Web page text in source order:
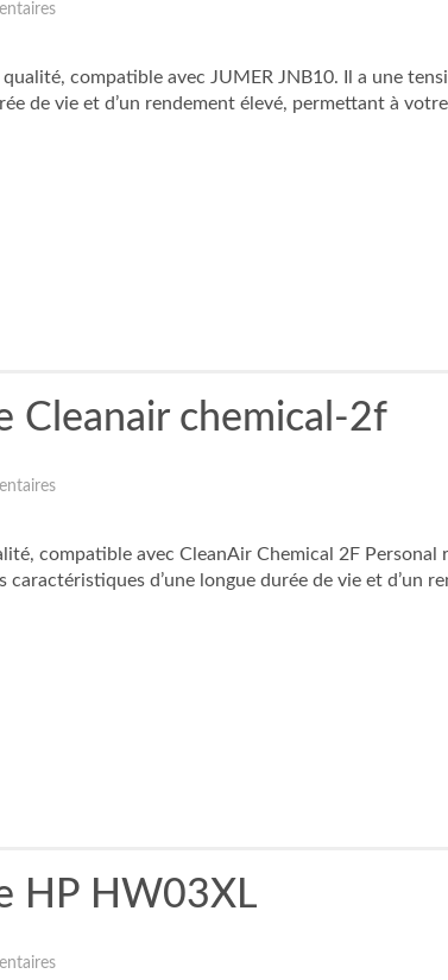
compatible avec JUMER JNB10. Il a une
de vie et d’un rendement élevé, permettant à
Cleanair chemical-2f
compatible avec CleanAir Chemical 2F
d’une longue durée de vie et d’un
HP HW03XL